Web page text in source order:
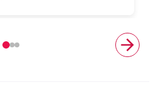
Elemento